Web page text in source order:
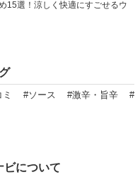
15選！涼しく快適にすごせるウ
#ソース #激辛・旨辛
#
ビについて